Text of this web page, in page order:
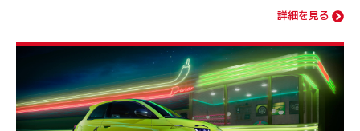
詳細を見る